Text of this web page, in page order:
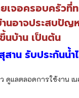
เจอครอบครัว
นอาจประสบปั
นบ้าน เป็นต้น
าน รับประกันน้ำ
ดูแลตลอดการใช้งาน